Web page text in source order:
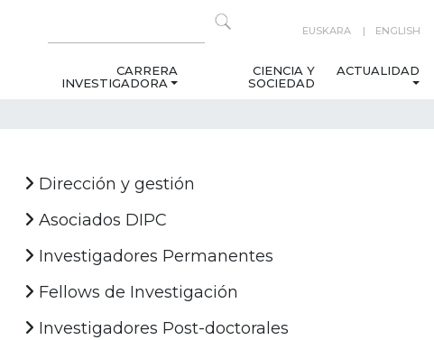
EUSKARA ENGLISH
CARRERA
INVESTIGADORA
CIENCIA Y
SOCIEDAD
ACTUALIDAD
Dirección y gestión
Asociados DIPC
Investigadores Permanentes
Fellows de Investigación
Investigadores Post-doctorales